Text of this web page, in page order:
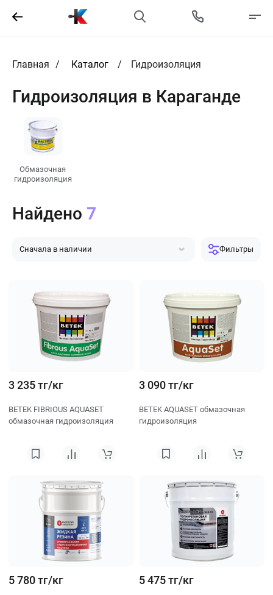
Главная Каталог Гидроизоляция
Гидроизоляция в Караганде
Обмазочная
гидроизоляция
Сначала в наличии
Фильтры
Найдено 7
3 235 тг/кг
BETEK FIBRIOUS AQUASET
обмазочная гидроизоляция
3 090 тг/кг
BETEK AQUASET обмазочная
гидроизоляция
5 780 тг/кг 5 475 тг/кг